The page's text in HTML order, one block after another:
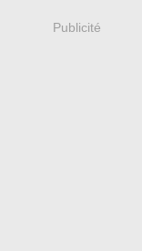
Publicité